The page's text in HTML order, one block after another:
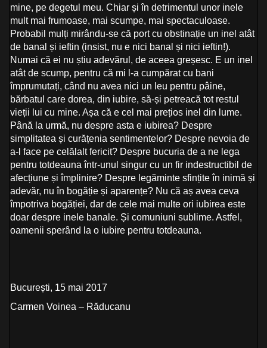
mine, pe degetul meu. Chiar și în detrimentul unor inele
mult mai frumoase, mai scumpe, mai spectaculoase.
Probabil mulți mirându-se că port cu obstinație un inel atât
de banal și ieftin (insist, nu e nici banal și nici ieftin!).
Numai că ei nu știu adevărul, de aceea greșesc. E un inel
atât de scump, pentru că mi l-a cumpărat cu bani
împrumutați, când nu avea nici un leu pentru pâine,
bărbatul care dorea, din iubire, să-și petreacă tot restul
vieții lui cu mine. Așa că e cel mai prețios inel din lume.
Până la urmă, nu despre asta e iubirea? Despre
simplitatea și curățenia sentimentelor? Despre nevoia de
a-l face pe celălalt fericit? Despre bucuria de a ne lega
pentru totdeauna într-unul singur cu un fir indestructibil de
afecțiune și împlinire? Despre legăminte sfințite în inimă și
adevăr, nu în bogăție și aparențe? Nu că aș avea ceva
împotriva bogăției, dar de cele mai multe ori iubirea este
doar despre inele banale. Și comuniuni sublime. Astfel,
oamenii sperând la o iubire pentru totdeauna.
București, 15 mai 2017
Carmen Voinea – Răducanu